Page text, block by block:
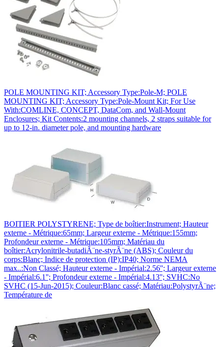
POLE MOUNTING KIT; Accessory Type:Pole-M; POLE
MOUNTING KIT; Accessory Type:Pole-Mount Kit; For Use
With:COMLINE, CONCEPT, DataCom, and Wall-Mount
Enclosures; Kit Contents:2 mounting channels, 2 straps suitable for
up to 12-in. diameter pole, and mounting hardware
BOITIER POLYSTYRENE; Type de boîtier:Instrument; Hauteur
externe - Métrique:65mm; Largeur externe - Métrique:155mm;
Profondeur externe - Métrique:105mm; Matériau du
boîtier:Acrylonitrile-butadiÃ¨ne-styrÃ¨ne (ABS); Couleur du
corps:Blanc; Indice de protection (IP):IP40; Norme NEMA
max..:Non Classé; Hauteur externe - Impérial:2.56''; Largeur externe
- Impérial:6.1''; Profondeur externe - Impérial:4.13''; SVHC:No
SVHC (15-Jun-2015); Couleur:Blanc cassé; Matériau:PolystyrÃ¨ne;
Température de